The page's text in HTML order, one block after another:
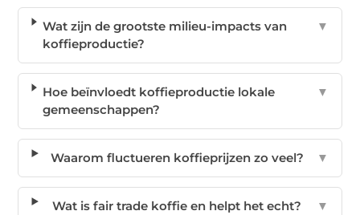
Wat zijn de grootste milieu-impacts van
koffieproductie?
▼
Hoe beïnvloedt koffieproductie lokale
gemeenschappen?
▼
Waarom fluctueren koffieprijzen zo veel? ▼
Wat is fair trade koffie en helpt het echt? ▼